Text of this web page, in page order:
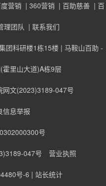
营销 | 360营销 | 百助慈善 | 百
理团队 | 联系我们
团科研楼1栋15楼 | 马鞍山百助 -
霍里山大道)A栋9层
网文(2023)3189-047号
信息举报
号
047号 营业执照
号-6 | 站长统计